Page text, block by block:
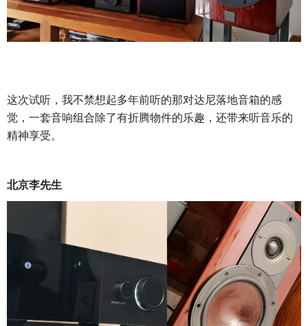
这次试听，我不禁想起多年前听的那对达尼落地音箱的感
觉，一套音响组合除了有折腾物件的乐趣，还带来听音乐的
精神享受。
北京李先生